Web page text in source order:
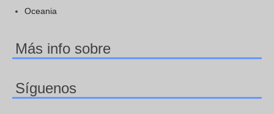
Oceania
Más info sobre
Síguenos